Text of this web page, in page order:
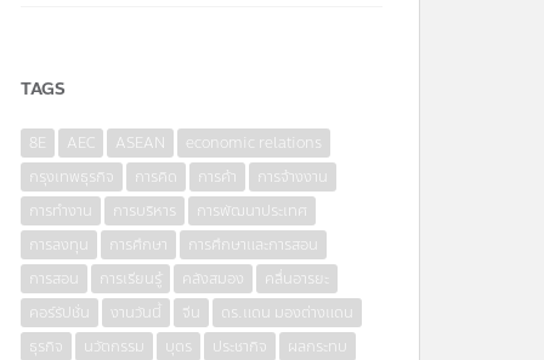
TAGS
8E AEC ASEAN
economic relations
กรุงเทพธุรกิจ
การคิด การค้า
การจ้างงาน
การทำงาน
การบริหาร
การพัฒนาประเทศ
การลงทุน
การศึกษา
การศึกษาและการสอน
การสอน
การเรียนรู้ คลังสมอง
คลื่นอารยะ
คอร์รัปชั่น
งานวันนี้ จีน
ดร.แดน มองต่างแดน
ธุรกิจ
นวัตกรรม บุตร ประชากิจ
ผลกระทบ